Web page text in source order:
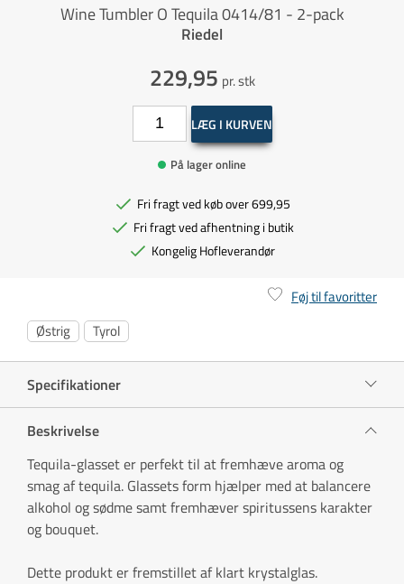
Wine Tumbler O Tequila 0414/81 - 2-pack
Riedel
229,95 pr. stk
LÆG I KURVEN
På lager online
Fri fragt ved køb over 699,95
Fri fragt ved afhentning i butik
Kongelig Hofleverandør
Føj til favoritter
Østrig
Tyrol
Specifikationer
Beskrivelse
Tequila-glasset er perfekt til at fremhæve aroma og
smag af tequila. Glassets form hjælper med at balancere
alkohol og sødme samt fremhæver spiritussens karakter
og bouquet.
Dette produkt er fremstillet af klart krystalglas.